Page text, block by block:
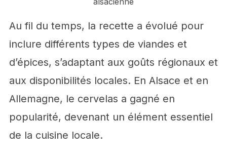
Au fil du temps, la recette a évolué pour
inclure différents types de viandes et
d’épices, s’adaptant aux goûts régionaux et
aux disponibilités locales. En Alsace et en
Allemagne, le cervelas a gagné en
popularité, devenant un élément essentiel
de la cuisine locale.